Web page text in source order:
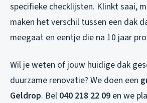
specifieke checklijsten. Klinkt saai,
maken het verschil tussen een dak
meegaat en eentje die na 10 jaar
Wil je weten of jouw huidige dak
duurzame renovatie? We doen een
Geldrop. Bel 040 218 22 09 en we